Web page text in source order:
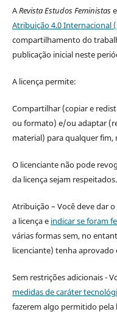
ARevista Estudos Feministas
Atribuição 4.0 Internacional
compartilhamento do
publicação inicial neste
A licença permite:
Compartilhar (copiar e
ou formato) e/ou adaptar
material) para qualquer fim,
O licenciante não pode
da licença sejam
Atribuição – Você deve dar o
a licença e indicar se foram
várias formas sem, no
licenciante) tenha aprovado
Sem restrições adicionais -
medidas de caráter
fazerem algo permitido pela